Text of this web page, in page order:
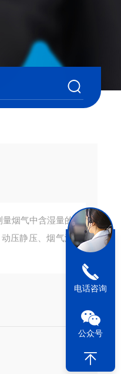
烟气中含湿量的
压静压、烟气温
电话咨询
公众号